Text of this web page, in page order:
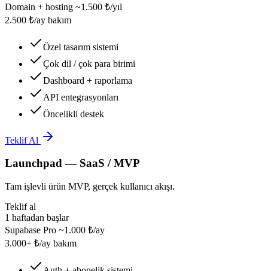
Domain + hosting ~1.500 ₺/yıl
2.500 ₺/ay bakım
Özel tasarım sistemi
Çok dil / çok para birimi
Dashboard + raporlama
API entegrasyonları
Öncelikli destek
Teklif Al
Launchpad — SaaS / MVP
Tam işlevli ürün MVP, gerçek kullanıcı akışı.
Teklif al
1 haftadan başlar
Supabase Pro ~1.000 ₺/ay
3.000+ ₺/ay bakım